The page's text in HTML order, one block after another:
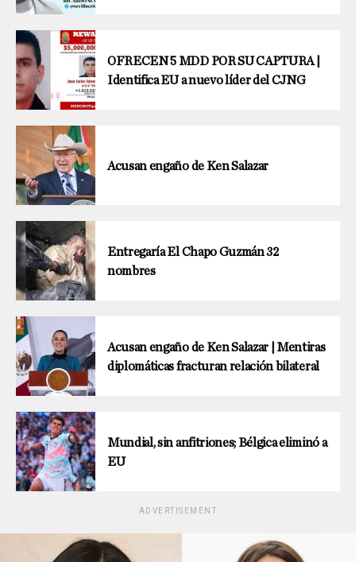
OFRECEN 5 MDD POR SU CAPTURA |
Identifica EU a nuevo líder del CJNG
Acusan engaño de Ken Salazar
Entregaría El Chapo Guzmán 32
nombres
Acusan engaño de Ken Salazar | Mentiras
diplomáticas fracturan relación bilateral
Mundial, sin anfitriones; Bélgica eliminó a
EU
ADVERTISEMENT